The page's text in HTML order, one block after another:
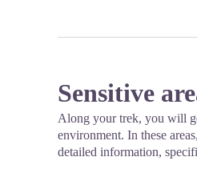
Sensitive
Along your trek, you will
environment. In these
detailed information,